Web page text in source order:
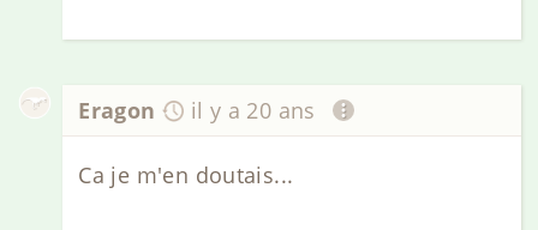
Eragon il y a 20 ans
Ca je m'en doutais...